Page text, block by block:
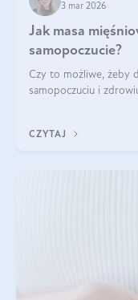
3 mar 2026
Jak masa
samopoczucie?
Czy to możliwe, żeby
samopoczuciu i
wyjaśnimy.
CZYTAJ